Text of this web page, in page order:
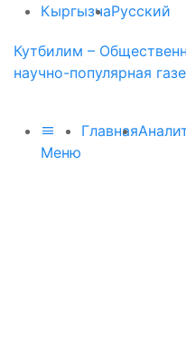
КыргызчаРусский
Кутбилим –
научно-популярная
Меню
Главная